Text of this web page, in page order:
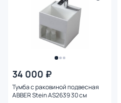
34 000 ₽
Тумба с раковиной подвесная
ABBER Stein AS2639 30 см